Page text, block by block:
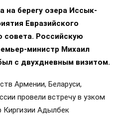
на берегу озера Иссык-
Евразийского
совета. Российскую
министр Михаил
с двухдневным визитом.
Армении, Беларуси,
провели встречу в узком
Киргизии Адылбек